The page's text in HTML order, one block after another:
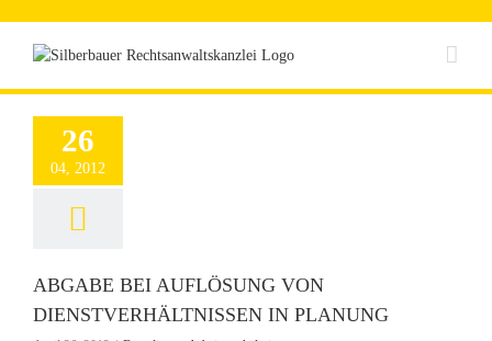
springen
26
04, 2012
ABGABE BEI AUFLÖSUNG VON
DIENSTVERHÄLTNISSEN IN PLANUNG